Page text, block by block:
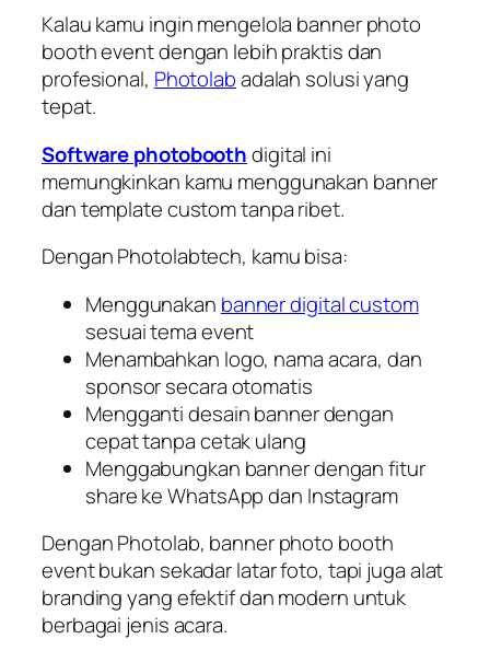
Kalau kamu ingin mengelola banner photo
booth event dengan lebih praktis dan
profesional, Photolabadalah solusi yang
tepat.
Software photoboothdigital ini
memungkinkan kamu menggunakan banner
dan template custom tanpa ribet.
Dengan Photolabtech, kamu bisa:
Menggunakan banner digital custom
sesuai tema event
Menambahkan logo, nama acara, dan
sponsor secara otomatis
Mengganti desain banner dengan
cepat tanpa cetak ulang
Menggabungkan banner dengan fitur
share ke WhatsApp dan Instagram
Dengan Photolab, banner photo booth
event bukan sekadar latar foto, tapi juga alat
branding yang efektif dan modern untuk
berbagai jenis acara.